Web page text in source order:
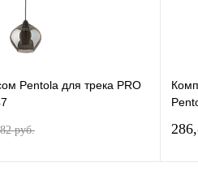
Pentola для трека PRO
pуб.